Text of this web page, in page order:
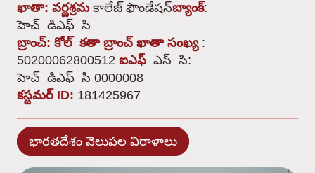
ఖాతా: వర్ణశ్రమకాలేజ్ ఫౌండేషన్బ్యాంక్:
హెచ్ ‌ డిఎఫ్ ‌ సి
బ్రాంచ్: కోల్ ‌ కతా బ్రాంచ్ ఖాతా సంఖ్య:
50200062800512 ఐఎఫ్ ‌ ఎస్ ‌ సి:
హెచ్ ‌ డిఎఫ్ ‌ సి 0000008
కస్టమర్ ID: 181425967
భారతదేశం వెలుపల విరాళాలు